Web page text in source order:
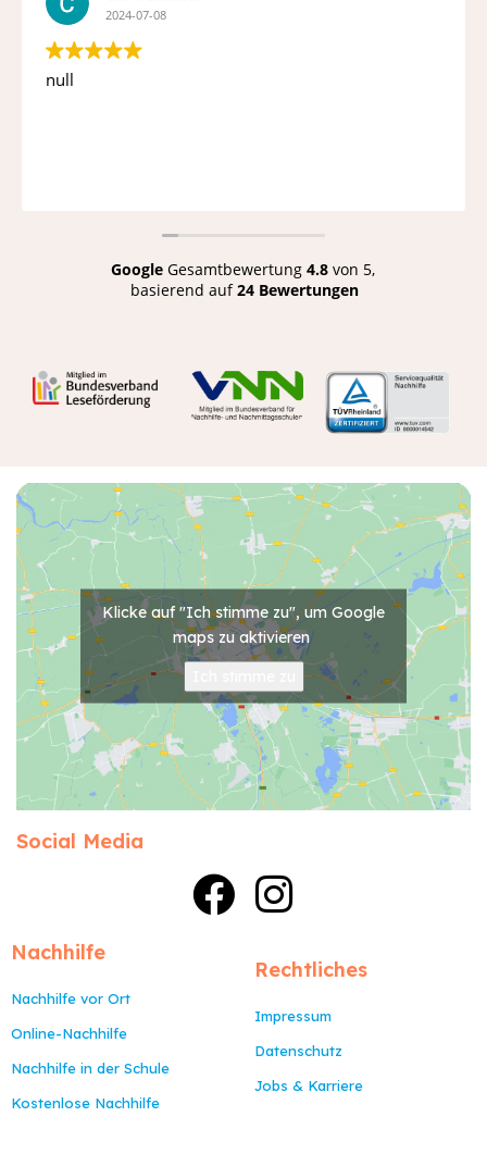
2024-07-08
null
GoogleGesamtbewertung 4.8von 5,
basierend auf24 Bewertungen
Klicke auf "Ich stimme zu", um Google
maps zu aktivieren
Social Media
Nachhilfe
Nachhilfe vor Ort
Online-Nachhilfe
Nachhilfe in der Schule
Kostenlose Nachhilfe
Rechtliches
Impressum
Datenschutz
Jobs & Karriere